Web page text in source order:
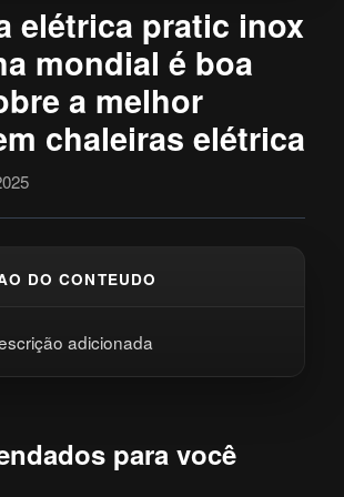
elétrica pratic inox
mondial é boa
a melhor
chaleiras elétrica
DO CONTEUDO
adicionada
para você